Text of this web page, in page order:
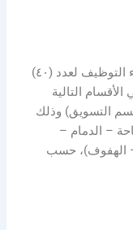
(Arla Foods KSA) عن بدء التوظيف لعدد (٤٠)
التالية
التسويق) وذلك
– الدمام –
– الهفوف)، حسب